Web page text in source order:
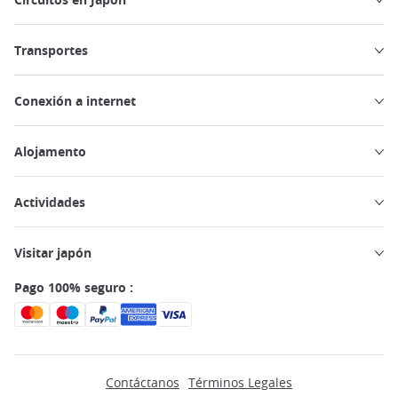
Transportes
Conexión a internet
Alojamento
Actividades
Visitar japón
Pago 100% seguro :
Contáctanos Términos Legales